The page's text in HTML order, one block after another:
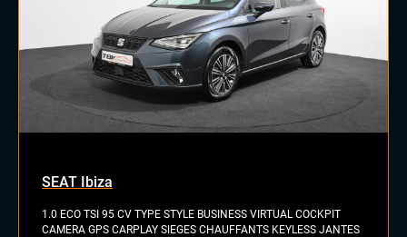
SEAT Ibiza
1.0 ECO TSI 95 CV TYPE STYLE BUSINESS VIRTUAL COCKPIT
CAMERA GPS CARPLAY SIEGES CHAUFFANTS KEYLESS JANTES